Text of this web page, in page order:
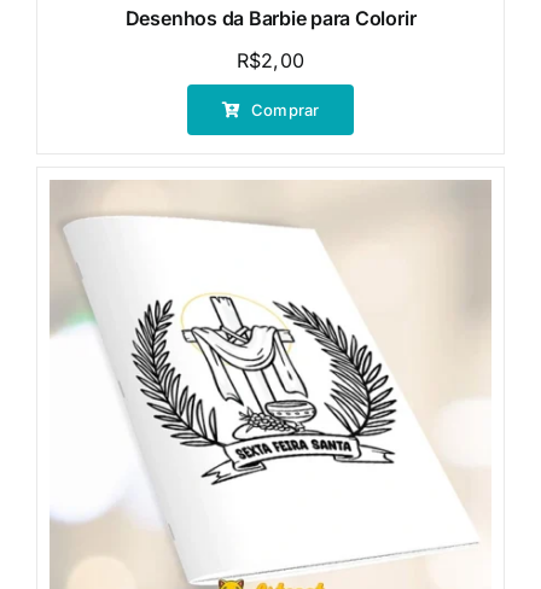
Desenhos da Barbie para Colorir
R$2,00
Comprar